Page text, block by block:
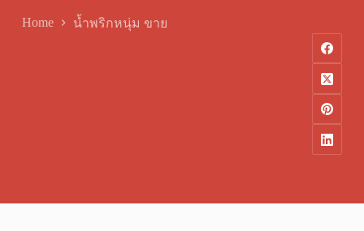
Home น้ำพริกหนุ่ม ขาย